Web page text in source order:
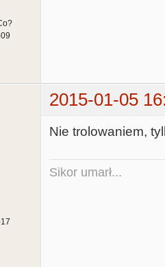
2015-01-05
Nie trolowaniem,
Sikor umarł...